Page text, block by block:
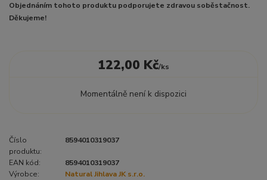
Objednáním tohoto produktu podporujete zdravou soběstačnost.
Děkujeme!
122,00 Kč/ks
Momentálně není k dispozici
Číslo
produktu:
8594010319037
EAN kód:
8594010319037
Výrobce:
Natural Jihlava JK s.r.o.